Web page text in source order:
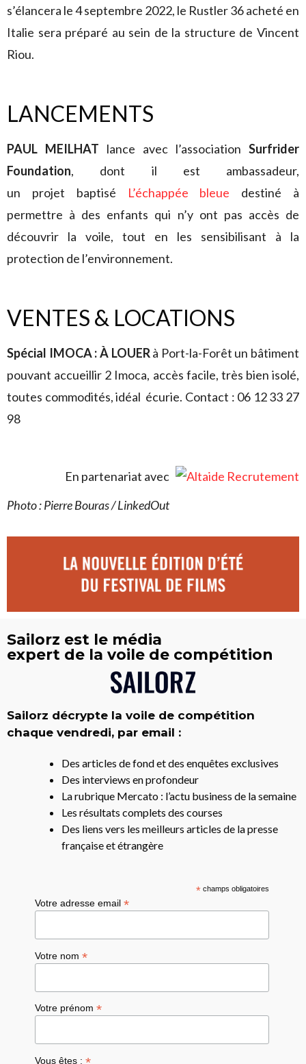
s’élancera le 4 septembre 2022, le Rustler 36 acheté en
Italie sera préparé au sein de la structure de Vincent
Riou.
LANCEMENTS
PAUL MEILHAT lance avec l’association Surfrider
Foundation, dont il est ambassadeur,
un projet baptisé
L’échappée bleue destiné à
permettre à des enfants qui n’y ont pas accès de
découvrir la voile, tout en les sensibilisant à la
protection de l’environnement.
VENTES & LOCATIONS
Spécial IMOCA : À LOUERà Port-la-Forêt un bâtiment
pouvant accueillir 2 Imoca, accès facile, très bien isolé,
toutes commodités, idéal écurie. Contact : 06 12 33 27
98
En partenariat avec
Photo : Pierre Bouras / LinkedOut
Sailorz est le média
expert de la voile de compétition
Sailorz décrypte la voile de compétition
chaque vendredi, par email :
Des articles de fond et des enquêtes exclusives
Des interviews en profondeur
La rubrique Mercato : l’actu business de la semaine
Les résultats complets des courses
Des liens vers les meilleurs articles de la presse
française et étrangère
*champs obligatoires
Votre adresse email*
Votre nom*
Votre prénom*
Vous êtes :